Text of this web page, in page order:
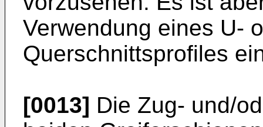
Verwendung eines U-
Querschnittsprofiles
[0013] Die Zug- und/